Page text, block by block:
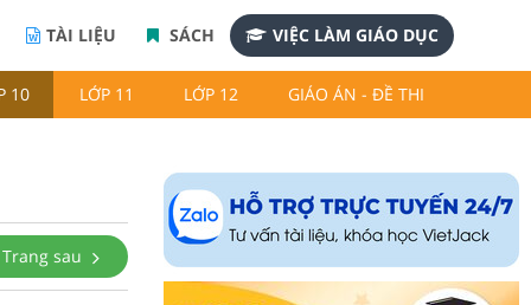
TÀI LIỆU SÁCH VIỆC LÀM GIÁO DỤC
10 LỚP 11 LỚP 12 GIÁO ÁN - ĐỀ THI
Trang sau